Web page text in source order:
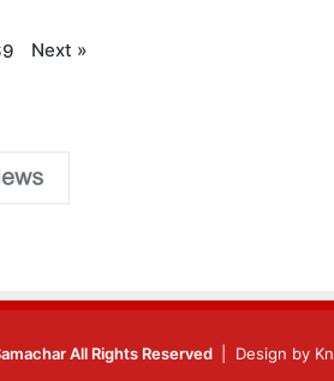
Next »
All Rights Reserved | Design by